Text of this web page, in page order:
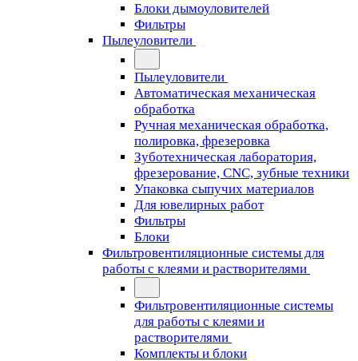
Блоки дымоуловителей
Фильтры
Пылеуловители
Пылеуловители
Автоматическая механическая
обработка
Ручная механическая обработка,
полировка, фрезеровка
Зуботехническая лаборатория,
фрезерование, CNC, зубные техники
Упаковка сыпучих материалов
Для ювелирных работ
Фильтры
Блоки
Фильтровентиляционные системы для
работы с клеями и растворителями
Фильтровентиляционные системы
для работы с клеями и
растворителями
Комплекты и блоки